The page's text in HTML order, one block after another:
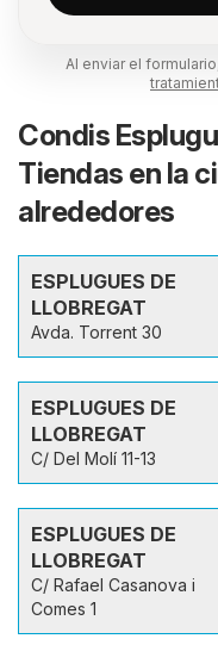
Al enviar el
Condis
Tiendas en la
alrededores
ESPLUGUES DE
LLOBREGAT
Avda. Torrent 30
ESPLUGUES DE
LLOBREGAT
C/ Del Molí 11-13
ESPLUGUES DE
LLOBREGAT
C/ Rafael Casanova i
Comes 1